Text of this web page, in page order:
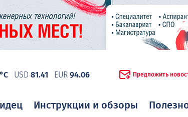
USD 81.41 EUR 94.06 Предложить
Инструкции и обзоры